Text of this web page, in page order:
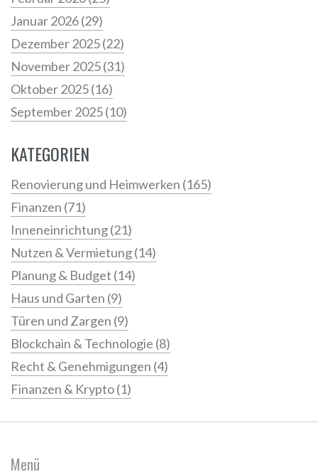
Januar 2026(29)
Dezember 2025(22)
November 2025(31)
Oktober 2025(16)
September 2025(10)
KATEGORIEN
Renovierung und Heimwerken (165)
Finanzen (71)
Inneneinrichtung(21)
Nutzen & Vermietung(14)
Planung & Budget (14)
Haus und Garten (9)
Türen und Zargen (9)
Blockchain & Technologie (8)
Recht & Genehmigungen (4)
Finanzen & Krypto(1)
Menü